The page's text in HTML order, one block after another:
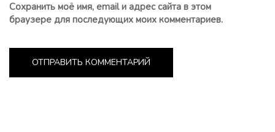
Сохранить моё имя, email и адрес сайта в этом
браузере для последующих моих комментариев.